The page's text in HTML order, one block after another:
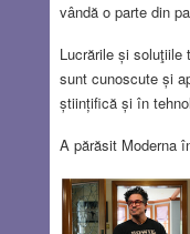
vândă o parte din
Lucrările și soluţiile
sunt cunoscute și
științifică și în
A părăsit Moderna